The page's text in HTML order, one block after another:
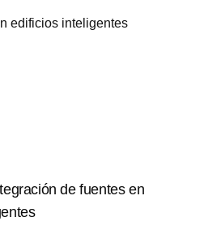
de fuentes en